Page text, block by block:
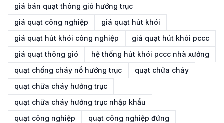
giá bán quạt thông gió hướng trục
giá quạt công nghiệp
giá quạt hút khói
giá quạt hút khói công nghiệp
giá quạt hút khói pccc
giá quạt thông gió
hệ thống hút khói pccc nhà xưởng
quạt chống cháy nổ hướng trục
quạt chữa cháy
quạt chữa cháy hướng trục
quạt chữa cháy hướng trục nhập khẩu
quạt công nghiệp
quạt công nghiệp đứng